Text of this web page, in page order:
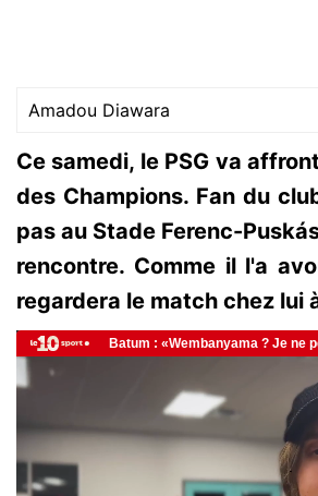
Amadou Diawara
Ce samedi, le PSG va
des Champions. Fan du
pas au Stade Ferenc-
rencontre. Comme il l'a
regardera le match chez lui